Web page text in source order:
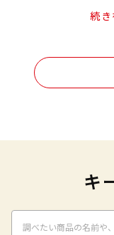
続き
キ